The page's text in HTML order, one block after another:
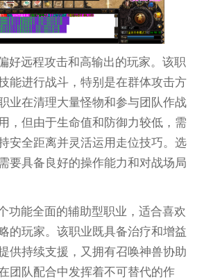
好远程攻击和高输出的玩家。该职
能进行战斗，特别是在群体攻击方
业在清理大量怪物和参与团队作战
，但由于生命值和防御力较低，需
安全距离并灵活运用走位技巧。选
要具备良好的操作能力和对战场局
功能全面的辅助型职业，适合喜欢
的玩家。该职业既具备治疗和增益
供持续支援，又拥有召唤神兽协助
团队配合中发挥着不可替代的作